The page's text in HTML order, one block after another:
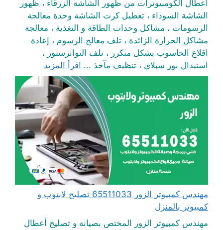
أعطال الكومبيوترات من ظهور الشاشة الزرقاء ، ظهور
الشاشة السوداء ، تعطيل كرت الشاشة وحدة معالجة
الرسومات ، مشاكل وحدات الطاقة و التغذية ، معالجة
مشاكل الحرارة الزائدة ، تلف معالج الرسوم ، إعادة
اقلاع الحاسوب بشكل متكرر ، تلف التوانزستور ،
استبدال بور سبلاي ، تنظيف مآخذ ... اقرأ المزيد
مهندس كمبيوتر الزور 65511033 تصليح لابتوب و
كمبيوتر بالمنزل
مهندس كمبيوتر الزور المختص بصيانة و تصليح أعطال